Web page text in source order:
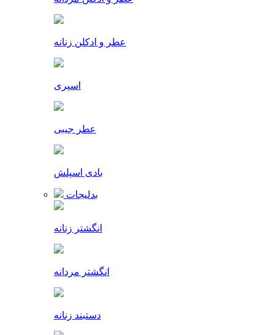
عطر و ادکلن زنانه
اسپری
عطر جیبی
بادی اسپلش
بدلیجات
انگشتر زنانه
انگشتر مردانه
دستبند زنانه